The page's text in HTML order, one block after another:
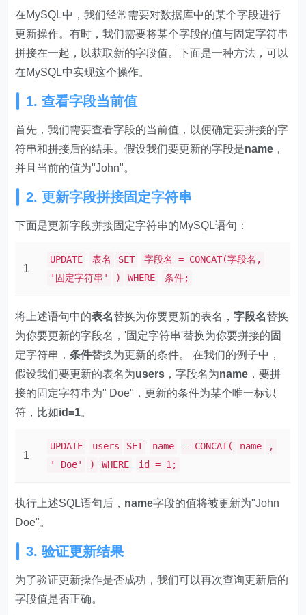
在MySQL中，我们经常需要对数据库中的某个字段进行
更新操作。有时，我们需要将某个字段的值与固定字符串
拼接在一起，以获取新的字段值。下面是一种方法，可以
在MySQL中实现这个操作。
1. 查看字段当前值
首先，我们需要查看字段的当前值，以便确定要拼接的字
符串和拼接后的结果。假设我们要更新的字段是name ，
并且当前的值为"John"。
2. 更新字段拼接固定字符串
下面是更新字段拼接固定字符串的MySQL语句：
1
UPDATE 表名 SET
字段名 = CONCAT(字段名,
'固定字符串'
) WHERE 条件;
将上述语句中的表名替换为你要更新的表名，字段名替换
为你要更新的字段名，'固定字符串'替换为你要拼接的固
定字符串，条件替换为更新的条件。 在我们的例子中，
假设我们要更新的表名为users ，字段名为name ，要拼
接的固定字符串为" Doe"，更新的条件为某个唯一标识
符，比如id=1。
1
UPDATE users SET name = CONCAT( name
,
' Doe'
) WHERE id = 1;
执行上述SQL语句后， name字段的值将被更新为"John
Doe"。
3. 验证更新结果
为了验证更新操作是否成功，我们可以再次查询更新后的
字段值是否正确。